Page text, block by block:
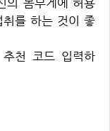
의 몸무게에 허용
를 하는 것이 좋
천 코드 입력하